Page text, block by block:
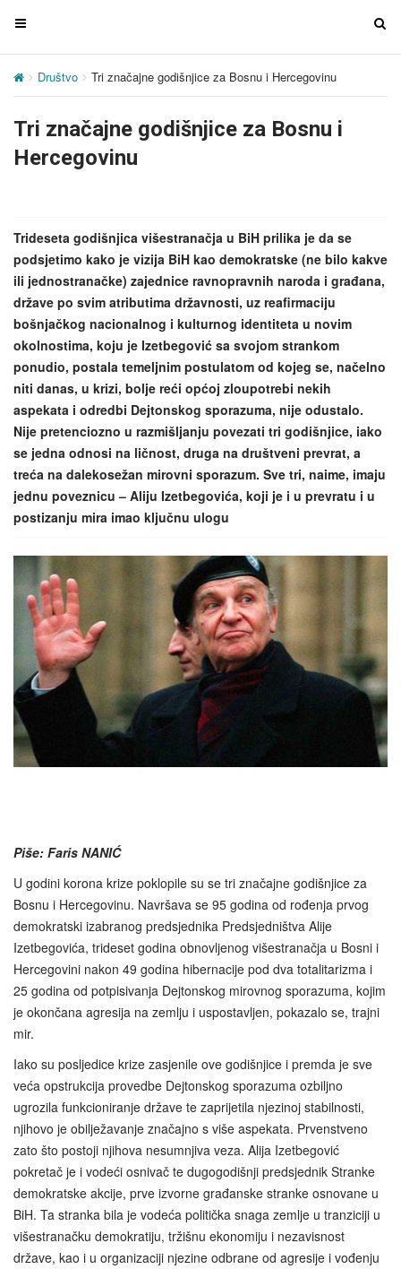
T
g
e
n
g
a
t
i
o
n
T
a
t
Društvo Tri značajne godišnjice za Bosnu i Hercegovinu
Tri značajne godišnjice za Bosnu i
Hercegovinu
Trideseta godišnjica višestranačja u BiH prilika je da se
podsjetimo kako je vizija BiH kao demokratske (ne bilo kakve
ili jednostranačke) zajednice ravnopravnih naroda i građana,
države po svim atributima državnosti, uz reafirmaciju
bošnjačkog nacionalnog i kulturnog identiteta u novim
okolnostima, koju je Izetbegović sa svojom strankom
ponudio, postala temeljnim postulatom od kojeg se, načelno
niti danas, u krizi, bolje reći općoj zloupotrebi nekih
aspekata i odredbi Dejtonskog sporazuma, nije odustalo.
Nije pretenciozno u razmišljanju povezati tri godišnjice, iako
se jedna odnosi na ličnost, druga na društveni prevrat, a
treća na dalekosežan mirovni sporazum. Sve tri, naime, imaju
jednu poveznicu – Aliju Izetbegovića, koji je i u prevratu i u
postizanju mira imao ključnu ulogu
Piše: Faris NANIĆ
U godini korona krize poklopile su se tri značajne godišnjice za
Bosnu i Hercegovinu. Navršava se 95 godina od rođenja prvog
demokratski izabranog predsjednika Predsjedništva Alije
Izetbegovića, trideset godina obnovljenog višestranačja u Bosni i
Hercegovini nakon 49 godina hibernacije pod dva totalitarizma i
25 godina od potpisivanja Dejtonskog mirovnog sporazuma, kojim
je okončana agresija na zemlju i uspostavljen, pokazalo se, trajni
mir.
Iako su posljedice krize zasjenile ove godišnjice i premda je sve
veća opstrukcija provedbe Dejtonskog sporazuma ozbiljno
ugrozila funkcioniranje države te zaprijetila njezinoj stabilnosti,
njihovo je obilježavanje značajno s više aspekata. Prvenstveno
zato što postoji njihova nesumnjiva veza. Alija Izetbegović
pokretač je i vodeći osnivač te dugogodišnji predsjednik Stranke
demokratske akcije, prve izvorne građanske stranke osnovane u
BiH. Ta stranka bila je vodeća politička snaga zemlje u tranziciji u
višestranačku demokratiju, tržišnu ekonomiju i nezavisnost
države, kao i u organizaciji njezine odbrane od agresije i vođenju